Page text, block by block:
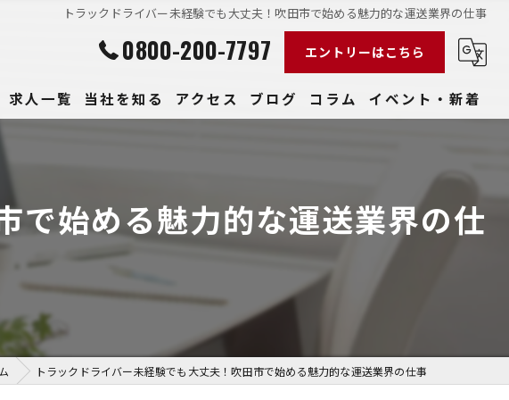
トラックドライバー未経験でも大丈夫！吹田市で始める魅力的な運送業界の仕事
0800-200-7797 エントリーはこちら
求人一覧 当社を知る アクセス ブログ コラム イベント・新着
で始める魅力的な運送業界の仕
トラックドライバー未経験でも大丈夫！吹田市で始める魅力的な運送業界の仕事